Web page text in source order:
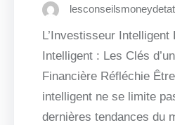
L’Investisseur Intelligent
Intelligent : Les Clés
Financière Réfléchie
intelligent ne se limite
dernières tendances du